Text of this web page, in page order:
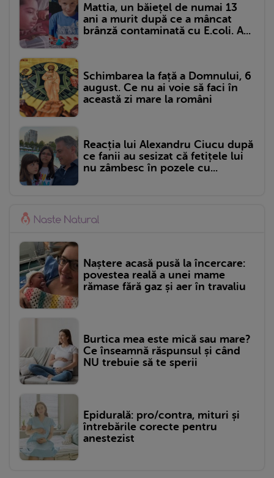
Mattia, un băiețel de numai 13
ani a murit după ce a mâncat
brânză contaminată cu E.coli. A...
Schimbarea la față a Domnului, 6
august. Ce nu ai voie să faci în
această zi mare la români
Reacția lui Alexandru Ciucu după
ce fanii au sesizat că fetițele lui
nu zâmbesc în pozele cu...
Naștere acasă pusă la încercare:
povestea reală a unei mame
rămase fără gaz și aer în travaliu
Burtica mea este mică sau mare?
Ce înseamnă răspunsul și când
NU trebuie să te sperii
Epidurală: pro/contra, mituri și
întrebările corecte pentru
anestezist